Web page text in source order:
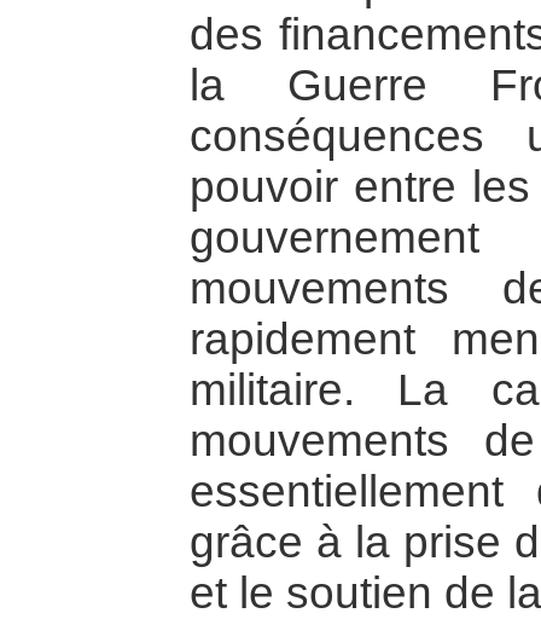
des
la Guerre
conséquences
pouvoir entre
mouvements
rapidement
militaire. La
mouvements
essentiellement
grâce à la prise
et le soutien de